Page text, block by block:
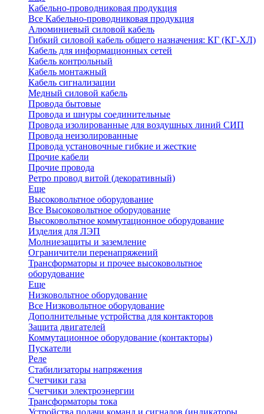
Кабельно-проводниковая продукция
Все Кабельно-проводниковая продукция
Алюминиевый силовой кабель
Гибкий силовой кабель общего назначения: КГ (КГ-ХЛ)
Кабель для информационных сетей
Кабель контрольный
Кабель монтажный
Кабель сигнализации
Медный силовой кабель
Провода бытовые
Провода и шнуры соединительные
Провода изолированные для воздушных линий СИП
Провода неизолированные
Провода установочные гибкие и жесткие
Прочие кабели
Прочие провода
Ретро провод витой (декоративный)
Еще
Высоковольтное оборудование
Все Высоковольтное оборудование
Высоковольтное коммутационное оборудование
Изделия для ЛЭП
Молниезащиты и заземление
Ограничители перенапряжений
Трансформаторы и прочее высоковольтное
оборудование
Еще
Низковольтное оборудование
Все Низковольтное оборудование
Дополнительные устройства для контакторов
Защита двигателей
Коммутационное оборудование (контакторы)
Пускатели
Реле
Стабилизаторы напряжения
Счетчики газа
Счетчики электроэнергии
Трансформаторы тока
Устройства подачи команд и сигналов (индикаторы,